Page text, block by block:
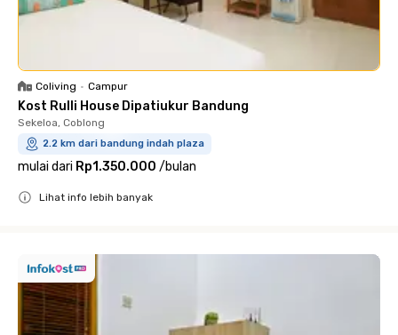
Coliving • Campur
Kost Rulli House Dipatiukur Bandung
Sekeloa, Coblong
2.2 km dari bandung indah plaza
mulai dari Rp1.350.000 /bulan
Lihat info lebih banyak